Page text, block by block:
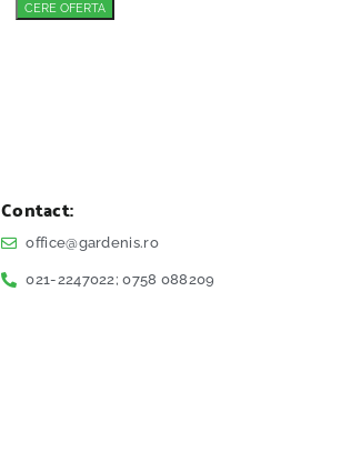
CERE OFERTA
Contact:
office@gardenis.ro
021-2247022; 0758 088209